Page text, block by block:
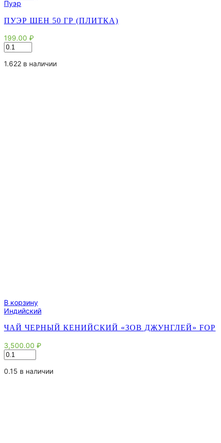
Пуэр
ПУЭР ШЕН 50 ГР (ПЛИТКА)
199.00 ₽
Количество
товара
Пуэр
1.622 в наличии
В корзину
Индийский
ЧАЙ ЧЕРНЫЙ КЕНИЙСКИЙ «ЗОВ ДЖУНГЛЕЙ» FOP
3,500.00 ₽
Количество
товара
Чай
0.15 в наличии